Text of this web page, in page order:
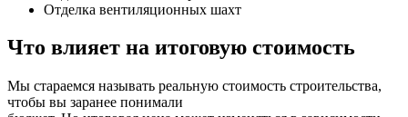
Отделка вентиляционных шахт
Что влияет на итоговую стоимость
Мы стараемся называть реальную стоимость строительства,
чтобы вы заранее понимали